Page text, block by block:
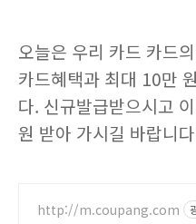
오늘은 우리 카드 카드
카드혜택과 최대 10만
다. 신규발급받으시고
원 받아 가시길 바랍니
http://m.coupang.com